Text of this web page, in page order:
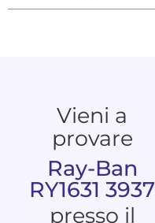
Vieni a
provare
Ray-Ban
RY1631 3937
presso il